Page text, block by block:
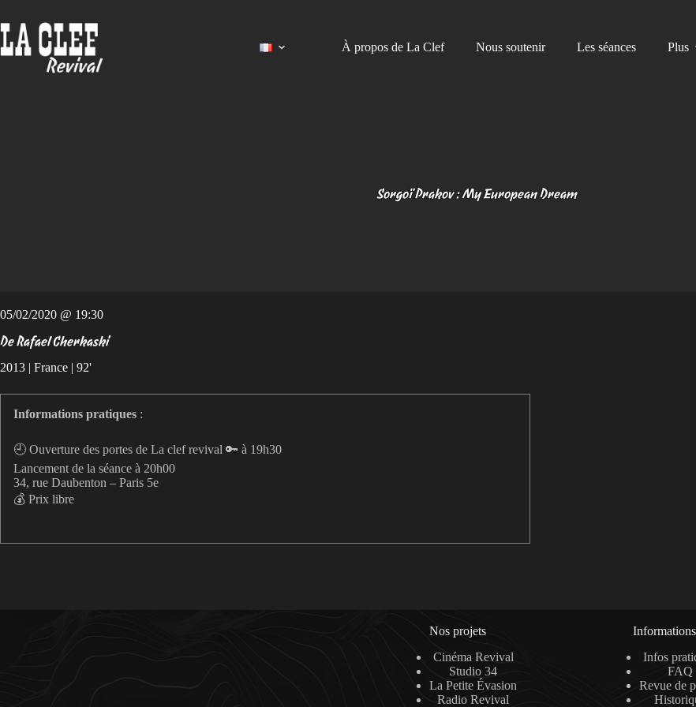
au
contenu
À propos de La Clef
Nous soutenir Les séances Plus
Sorgoï Prakov : My European Dream
05/02/2020 @ 19:30
De Rafael Cherkaski
2013 | France | 92'
Informations pratiques :
🕘 Ouverture des portes de La clef revival 🔑 à 19h30
Lancement de la séance à 20h00
34, rue Daubenton – Paris 5e
💰 Prix libre
Nos projets
Cinéma Revival
Studio 34
La Petite Évasion
Radio Revival
Informations
Infos
FAQ
Revue de